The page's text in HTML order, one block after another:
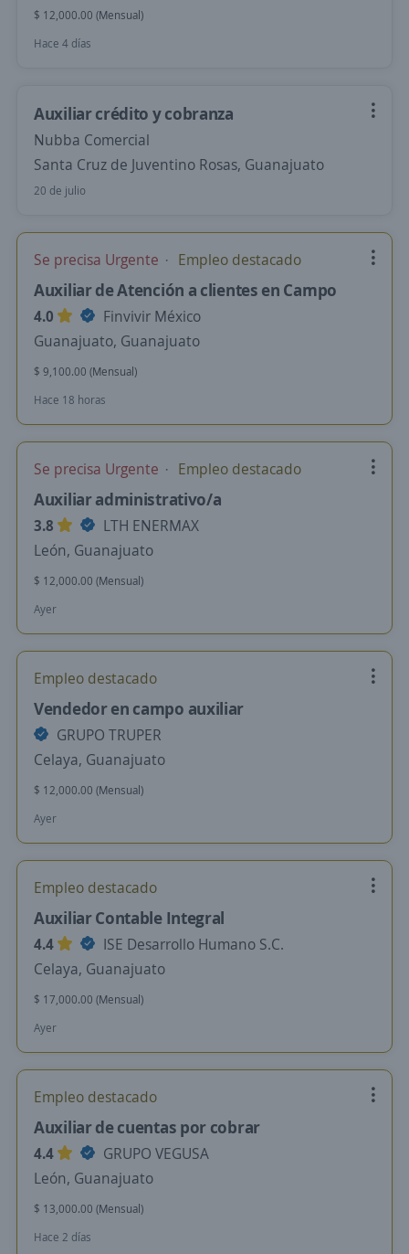
$ 12,000.00 (Mensual)
Hace 4 días
Auxiliar crédito y cobranza
Nubba Comercial
Santa Cruz de Juventino Rosas, Guanajuato
20 de julio
Se precisa Urgente Empleo destacado
Auxiliar de Atención a clientes en Campo
4.0
Finvivir México
Guanajuato, Guanajuato
$ 9,100.00 (Mensual)
Hace 18 horas
Se precisa Urgente Empleo destacado
Auxiliar administrativo/a
3.8
LTH ENERMAX
León, Guanajuato
$ 12,000.00 (Mensual)
Ayer
Empleo destacado
Vendedor en campo auxiliar
GRUPO TRUPER
Celaya, Guanajuato
$ 12,000.00 (Mensual)
Ayer
Empleo destacado
Auxiliar Contable Integral
4.4
ISE Desarrollo Humano S.C.
Celaya, Guanajuato
$ 17,000.00 (Mensual)
Ayer
Empleo destacado
Auxiliar de cuentas por cobrar
4.4
GRUPO VEGUSA
León, Guanajuato
$ 13,000.00 (Mensual)
Hace 2 días